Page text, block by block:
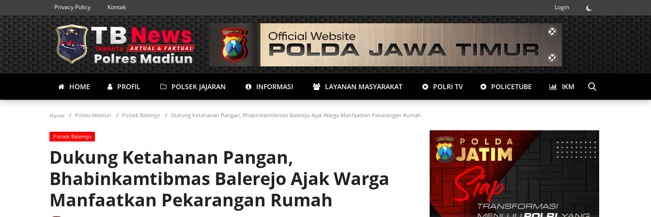
Privacy Policy Kontak Login
HOME PROFIL POLSEK JAJARAN INFORMASI LAYANAN MASYARAKAT POLRI TV POLICETUBE IKM
Home Polres Madiun Polsek Balerejo Dukung Ketahanan Pangan, Bhabinkamtibmas Balerejo Ajak Warga Manfaatkan Pekarangan Rumah
Polsek Balerejo
Dukung Ketahanan Pangan,
Bhabinkamtibmas Balerejo Ajak Warga
Manfaatkan Pekarangan Rumah